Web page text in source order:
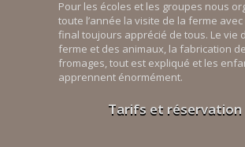
Pour les écoles et les groupes nous
toute l’année la visite de la ferme
final toujours apprécié de tous. Le vie
ferme et des animaux, la fabrication
fromages, tout est expliqué et les
apprennent énormément.
Tarifs et réservation